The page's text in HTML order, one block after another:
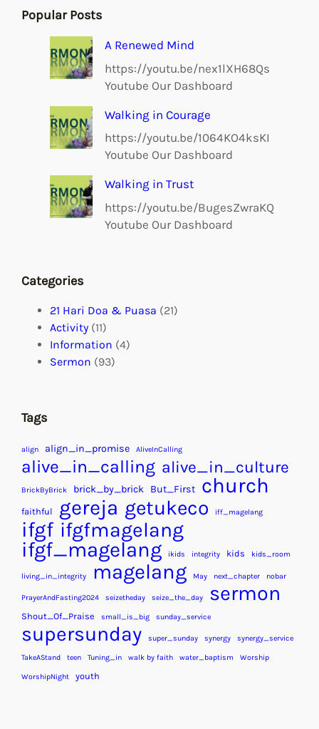
A
p
p
r
a
m
Popular Posts
A Renewed Mind
https://youtu.be/nex1lXH68Qs
Youtube Our Dashboard
Walking in Courage
https://youtu.be/1064KO4ksKI
Youtube Our Dashboard
Walking in Trust
https://youtu.be/BugesZwraKQ
Youtube Our Dashboard
Categories
21 Hari Doa & Puasa (21)
Activity (11)
Information (4)
Sermon (93)
Tags
align align_in_promise AliveInCalling
alive_in_calling alive_in_culture
BrickByBrick brick_by_brick But_First church
faithful gereja getukeco iff_magelang
ifgf ifgfmagelang
ifgf_magelang ikids integrity kids kids_room
living_in_integrity magelang May next_chapter nobar
PrayerAndFasting2024 seizetheday seize_the_day sermon
Shout_Of_Praise small_is_big sunday_service
supersunday super_sunday synergy synergy_service
TakeAStand teen Tuning_in walk by faith water_baptism Worship
WorshipNight youth